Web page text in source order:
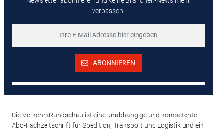
verpassen.
ABONNIEREN
Die VerkehrsRundschau ist eine unabhängige und kompetente
Abo-Fachzeitschrift für Spedition, Transport und Logistik und ein